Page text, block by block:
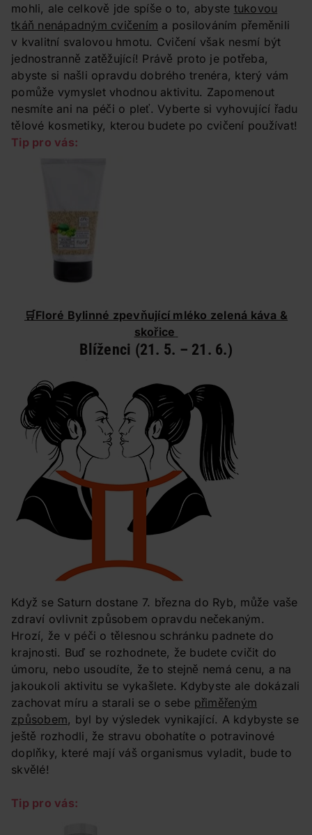
mohli, ale celkově jde spíše o to, abyste tukovou
tkáň nenápadným cvičením a posilováním přeměnili
v kvalitní svalovou hmotu. Cvičení však nesmí být
jednostranně zatěžující! Právě proto je potřeba,
abyste si našli opravdu dobrého trenéra, který vám
pomůže vymyslet vhodnou aktivitu. Zapomenout
nesmíte ani na péči o pleť. Vyberte si vyhovující řadu
tělové kosmetiky, kterou budete po cvičení používat!
Tip pro vás:
🛒Floré Bylinné zpevňující mléko zelená káva &
skořice
Blíženci (21. 5. – 21. 6.)
Když se Saturn dostane 7. března do Ryb, může vaše
zdraví ovlivnit způsobem opravdu nečekaným.
Hrozí, že v péči o tělesnou schránku padnete do
krajnosti. Buď se rozhodnete, že budete cvičit do
úmoru, nebo usoudíte, že to stejně nemá cenu, a na
jakoukoli aktivitu se vykašlete. Kdybyste ale dokázali
zachovat míru a starali se o sebe přiměřeným
způsobem, byl by výsledek vynikající. A kdybyste se
ještě rozhodli, že stravu obohatíte o potravinové
doplňky, které mají váš organismus vyladit, bude to
skvělé!
Tip pro vás: